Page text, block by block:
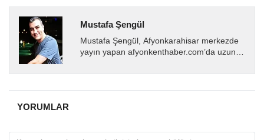
Mustafa Şengül
Mustafa Şengül, Afyonkarahisar merkezde
yayın yapan afyonkenthaber.com’da uzun
almakta, haber akışı...
YORUMLAR